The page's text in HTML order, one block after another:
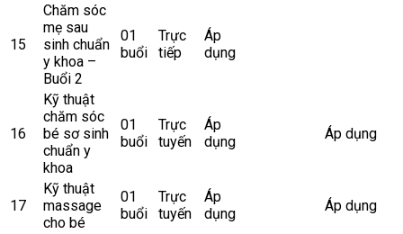
15
Chăm sóc
mẹ sau
sinh chuẩn
y khoa –
Buổi 2
01
buổi
Trực
tiếp
Áp
dụng
16
Kỹ thuật
chăm sóc
bé sơ sinh
chuẩn y
khoa
01
buổi
Trực
tuyến
Áp
dụng
Áp dụng
17
Kỹ thuật
massage
cho bé
01
buổi
Trực
tuyến
Áp
dụng
Áp dụng